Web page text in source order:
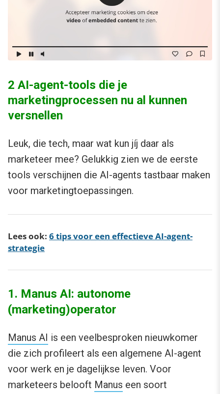
2 AI-agent-tools die je
marketingprocessen nu al kunnen
versnellen
Leuk, die tech, maar wat kun jíj daar als
marketeer mee? Gelukkig zien we de eerste
tools verschijnen die AI-agents tastbaar maken
voor marketingtoepassingen.
Lees ook: 6 tips voor een effectieve AI-agent-
strategie
1. Manus AI: autonome
(marketing)operator
Manus AI is een veelbesproken nieuwkomer
die zich profileert als een algemene AI-agent
voor werk en je dagelijkse leven. Voor
marketeers belooft Manus een soort